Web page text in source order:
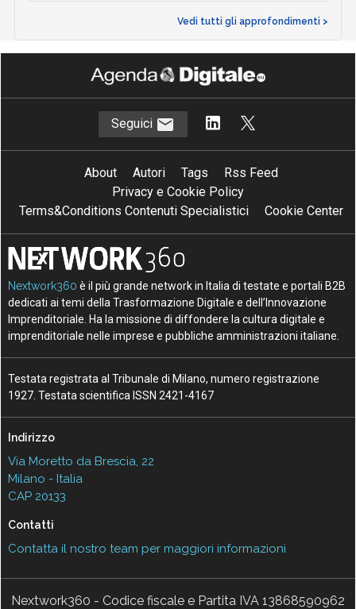
Vedi tutti gli approfondimenti >
Seguici
About Autori Tags
Rss Feed
Privacy e Cookie Policy
Terms&Conditions Contenuti Specialistici
Cookie Center
Nextwork360 è il più grande network in Italia di testate e portali B2B
dedicati ai temi della Trasformazione Digitale e dell’Innovazione
Imprenditoriale. Ha la missione di diffondere la cultura digitale e
imprenditoriale nelle imprese e pubbliche amministrazioni italiane.
Testata registrata al Tribunale di Milano, numero registrazione
1927. Testata scientifica ISSN 2421-4167
Indirizzo
Via Moretto da Brescia, 22
Milano - Italia
CAP 20133
Contatti
Contatta il nostro team per maggiori informazioni
Nextwork360 - Codice fiscale e Partita IVA 13868590962